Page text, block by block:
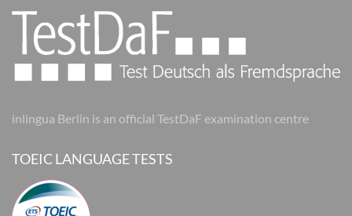
inlingua Berlin is an official TestDaF examination centre
TOEIC LANGUAGE TESTS